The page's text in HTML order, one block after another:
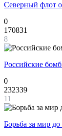
Северный флот
0
170831
8
Российские
0
232339
11
Борьба за мир